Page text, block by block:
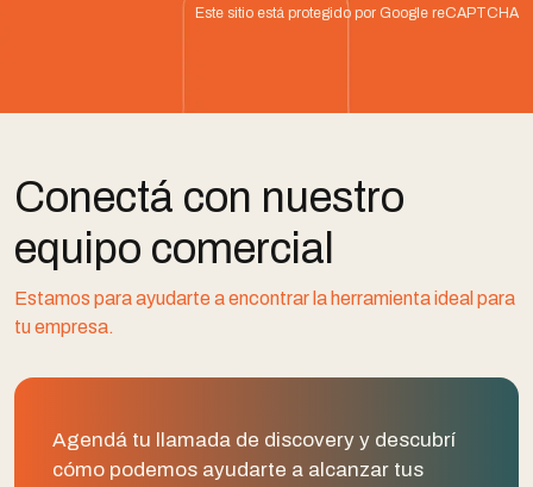
Este sitio está protegido por Google reCAPTCHA
Conectá con nuestro
equipo comercial
Estamos para ayudarte a encontrar la herramienta ideal para
tu empresa.
Agendá tu llamada de discovery y descubrí
cómo podemos ayudarte a alcanzar tus